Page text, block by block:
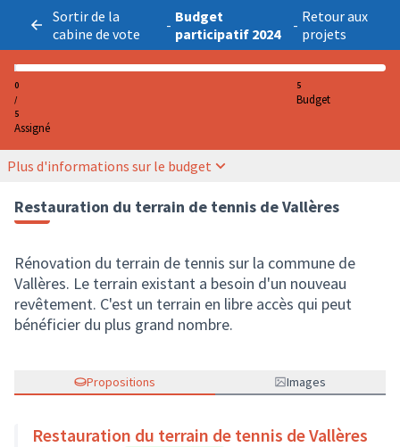
Sortir de la
cabine de vote
- Budget
participatif 2024
- Retour aux
projets
0
/
5
Assigné
5
Budget
Plus d'informations sur le budget
Restauration du terrain de tennis de Vallères
Rénovation du terrain de tennis sur la commune de
Vallères. Le terrain existant a besoin d'un nouveau
revêtement. C'est un terrain en libre accès qui peut
bénéficier du plus grand nombre.
Propositions Images
Restauration du terrain de tennis de Vallères